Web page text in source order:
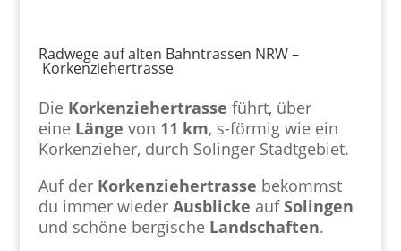
Radwege auf alten Bahntrassen NRW –
Korkenziehertrasse
Die Korkenziehertrasse führt, über
eine Länge von 11 km, s-förmig wie ein
Korkenzieher, durch Solinger Stadtgebiet.
Auf der Korkenziehertrasse bekommst
du immer wieder Ausblicke aufSolingen
und schöne bergische Landschaften.